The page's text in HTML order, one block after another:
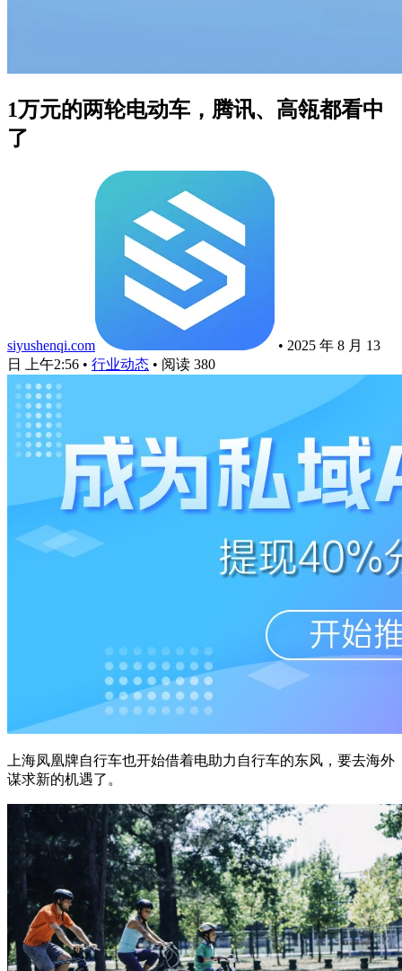
1万元的两轮电动车，腾讯、高瓴都看中
了
siyushenqi.com • 2025 年 8 月 13
日 上午2:56 • 行业动态 • 阅读 380
上海凤凰牌自行车也开始借着电助力自行车的东风，要去海外
谋求新的机遇了。